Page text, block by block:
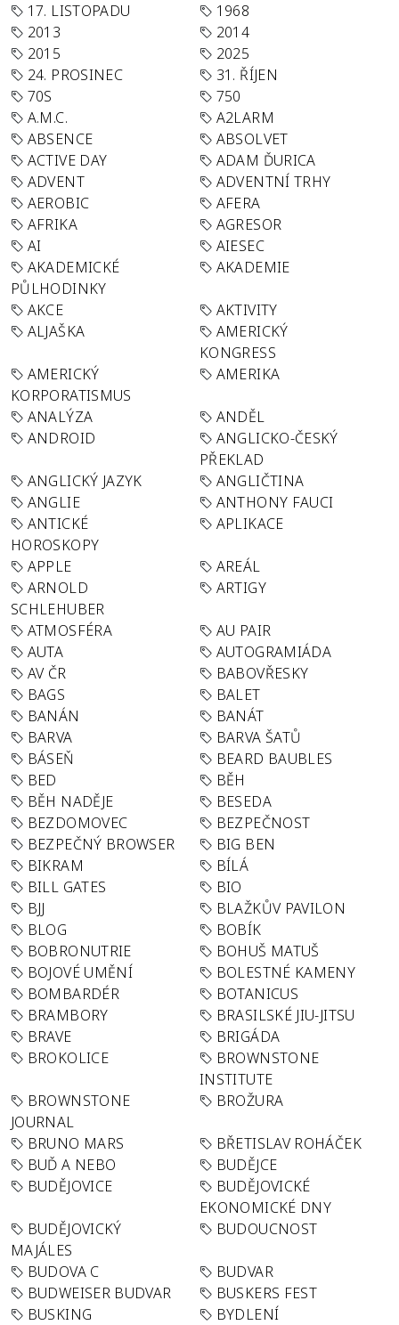
17. LISTOPADU
1968
2013
2014
2015
2025
24. PROSINEC
31. ŘÍJEN
70S
750
A.M.C.
A2LARM
ABSENCE
ABSOLVET
ACTIVE DAY
ADAM ĎURICA
ADVENT
ADVENTNÍ TRHY
AEROBIC
AFERA
AFRIKA
AGRESOR
AI
AIESEC
AKADEMICKÉ
PŮLHODINKY
AKADEMIE
AKCE
AKTIVITY
ALJAŠKA
AMERICKÝ
KONGRESS
AMERICKÝ
KORPORATISMUS
AMERIKA
ANALÝZA
ANDĚL
ANDROID
ANGLICKO-ČESKÝ
PŘEKLAD
ANGLICKÝ JAZYK
ANGLIČTINA
ANGLIE
ANTHONY FAUCI
ANTICKÉ
HOROSKOPY
APLIKACE
APPLE
AREÁL
ARNOLD
SCHLEHUBER
ARTIGY
ATMOSFÉRA
AU PAIR
AUTA
AUTOGRAMIÁDA
AV ČR
BABOVŘESKY
BAGS
BALET
BANÁN
BANÁT
BARVA
BARVA ŠATŮ
BÁSEŇ
BEARD BAUBLES
BED
BĚH
BĚH NADĚJE
BESEDA
BEZDOMOVEC
BEZPEČNOST
BEZPEČNÝ BROWSER
BIG BEN
BIKRAM
BÍLÁ
BILL GATES
BIO
BJJ
BLAŽKŮV PAVILON
BLOG
BOBÍK
BOBRONUTRIE
BOHUŠ MATUŠ
BOJOVÉ UMĚNÍ
BOLESTNÉ KAMENY
BOMBARDÉR
BOTANICUS
BRAMBORY
BRASILSKÉ JIU-JITSU
BRAVE
BRIGÁDA
BROKOLICE
BROWNSTONE
INSTITUTE
BROWNSTONE
JOURNAL
BROŽURA
BRUNO MARS
BŘETISLAV ROHÁČEK
BUĎ A NEBO
BUDĚJCE
BUDĚJOVICE
BUDĚJOVICKÉ
EKONOMICKÉ DNY
BUDĚJOVICKÝ
MAJÁLES
BUDOUCNOST
BUDOVA C
BUDVAR
BUDWEISER BUDVAR
BUSKERS FEST
BUSKING
BYDLENÍ